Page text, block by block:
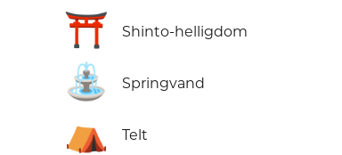
⛩️ Shinto-helligdom
⛲ Springvand
⛺ Telt